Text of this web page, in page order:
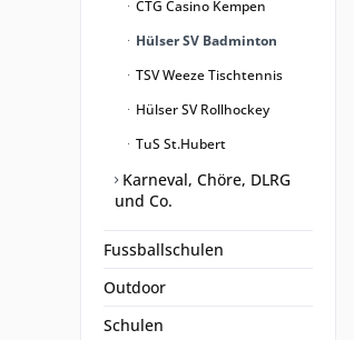
CTG Casino Kempen
Hülser SV Badminton
TSV Weeze Tischtennis
Hülser SV Rollhockey
TuS St.Hubert
Karneval, Chöre, DLRG
und Co.
Fussballschulen
Outdoor
Schulen